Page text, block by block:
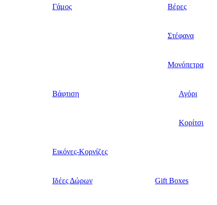
Γάμος Βέρες
Στέφανα
Μονόπετρα
Βάφτιση Αγόρι
Κορίτσι
Εικόνες-Κορνίζες
Ιδέες Δώρων Gift Boxes